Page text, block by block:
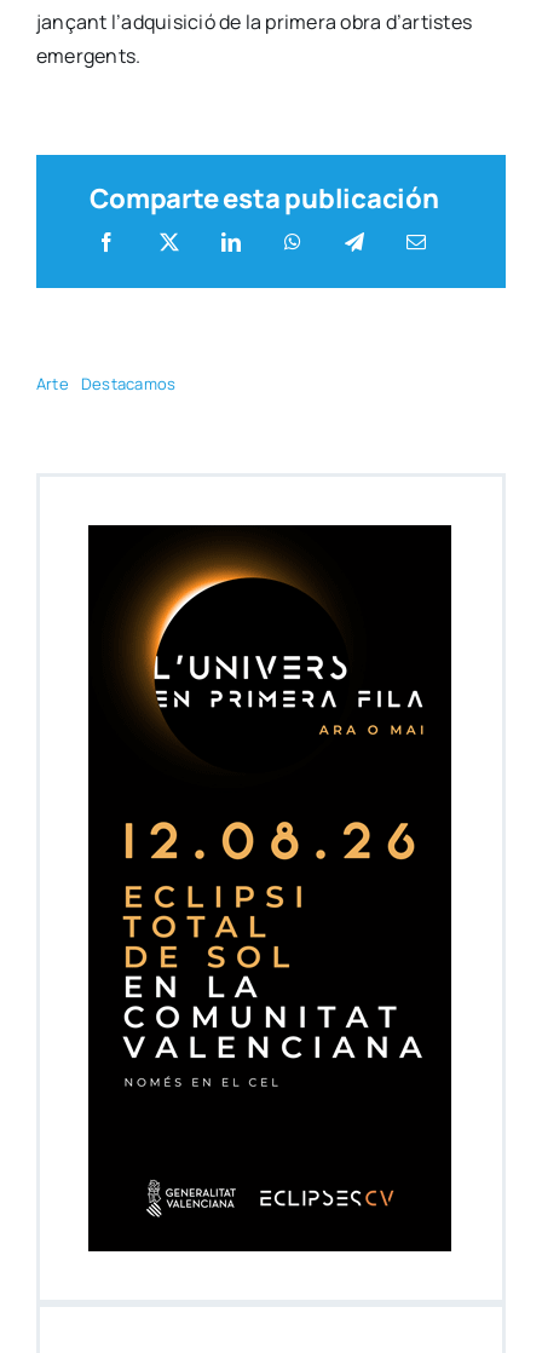
ja­nçant l’adquisició de la pri­me­ra obra d’artistes
emer­gents.
Comparte esta publicación
Arte Des­ta­ca­mos